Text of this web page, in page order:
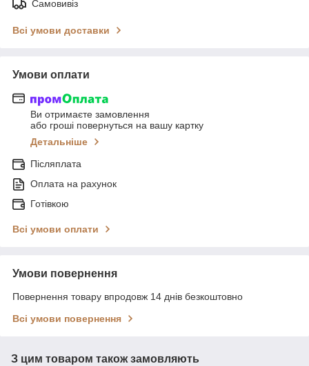
Самовивіз
Всі умови доставки
Умови оплати
Ви отримаєте замовлення
або гроші повернуться на вашу картку
Детальніше
Післяплата
Оплата на рахунок
Готівкою
Всі умови оплати
Умови повернення
Повернення товару впродовж 14 днів безкоштовно
Всі умови повернення
З цим товаром також замовляють